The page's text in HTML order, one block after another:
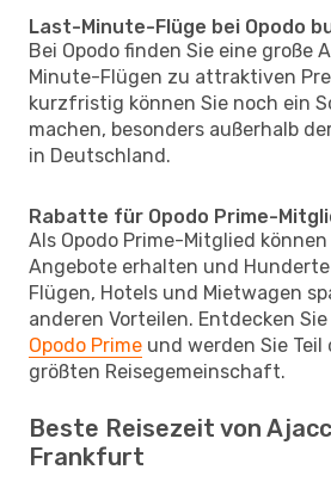
Last-Minute-Flüge bei Opodo
Bei Opodo finden Sie eine große
Minute-Flügen zu attraktiven
kurzfristig können Sie noch ein
machen, besonders außerhalb
in Deutschland.
Rabatte für Opodo Prime-
Als Opodo Prime-Mitglied
Angebote erhalten und Hunderte
Flügen, Hotels und Mietwagen
anderen Vorteilen. Entdecken
Opodo Prime und werden Sie
größten Reisegemeinschaft.
Beste Reisezeit von
Frankfurt